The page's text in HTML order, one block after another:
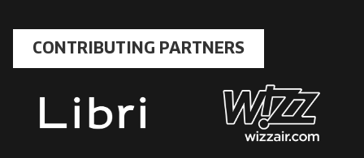
CONTRIBUTING PARTNERS